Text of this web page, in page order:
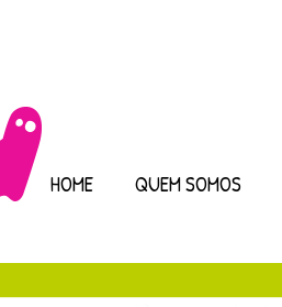
HOME QUEM SOMOS